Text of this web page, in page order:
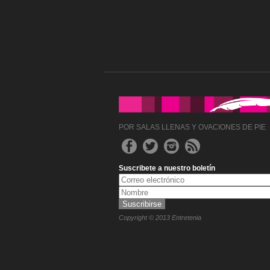
POR SALAS LLENAS Y OVACIONES DE PIE
Suscribete a nuestro boletín
Copyright © 2013 Entretenia